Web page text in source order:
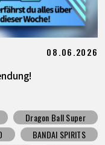
08.06.2026
Dragon Ball Super
BANDAI SPIRITS